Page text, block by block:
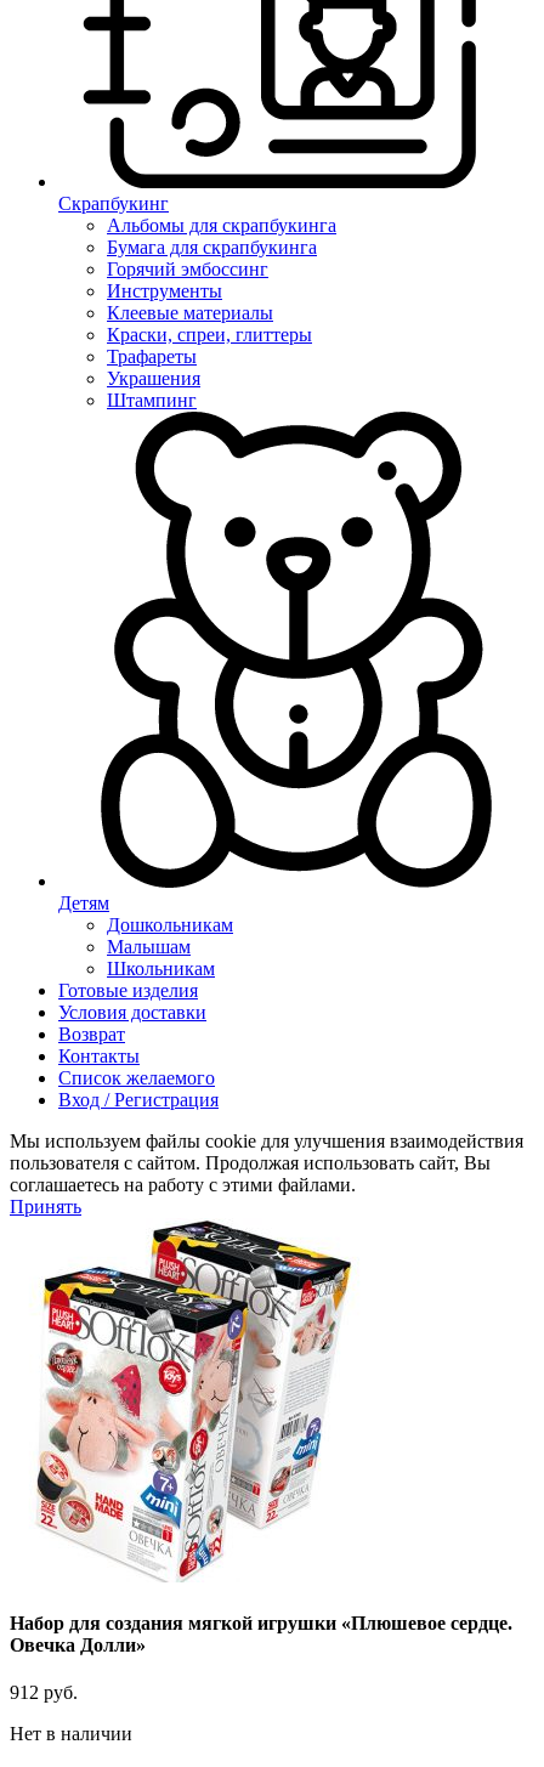
Скрапбукинг
Альбомы для скрапбукинга
Бумага для скрапбукинга
Горячий эмбоссинг
Инструменты
Клеевые материалы
Краски, спреи, глиттеры
Трафареты
Украшения
Штампинг
Детям
Дошкольникам
Малышам
Школьникам
Готовые изделия
Условия доставки
Возврат
Контакты
Список желаемого
Вход / Регистрация
Мы используем файлы cookie для улучшения взаимодействия
пользователя с сайтом. Продолжая использовать сайт, Вы
соглашаетесь на работу с этими файлами.
Принять
Набор для создания мягкой игрушки «Плюшевое сердце.
Овечка Долли»
912 руб.
Нет в наличии